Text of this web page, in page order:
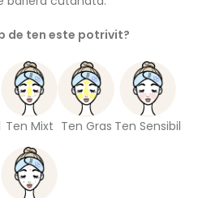
de ten este potrivit?
Ten Mixt Ten Gras Ten Sensibil